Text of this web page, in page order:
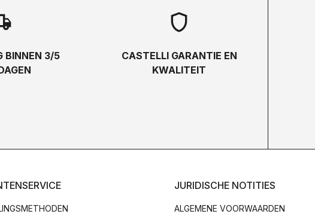
BINNEN 3/5
shield
CASTELLI GARANTIE EN
KWALITEIT
JURIDISCHE NOTITIES
ALGEMENE VOORWAARDEN